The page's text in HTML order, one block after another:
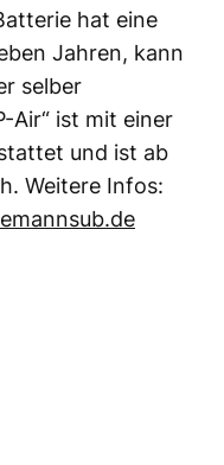
hat eine
Jahren, kann
selber
Air“ ist mit einer
und ist ab
Weitere Infos: